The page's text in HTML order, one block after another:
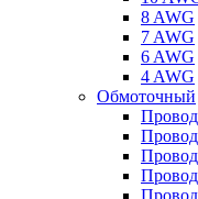
8 AWG
7 AWG
6 AWG
4 AWG
Обмоточный